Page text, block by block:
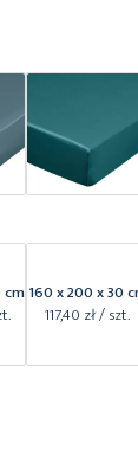
cm 160 x 200 x 30
117,40 zł/ szt.